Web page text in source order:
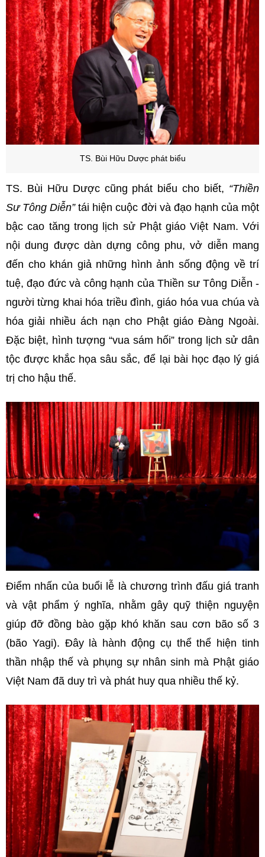
TS. Bùi Hữu Dược phát biểu
TS. Bùi Hữu Dược cũng phát biểu cho biết, “Thiền
Sư Tông Diễn”tái hiện cuộc đời và đạo hạnh của một
bậc cao tăng trong lịch sử Phật giáo Việt Nam. Với
nội dung được dàn dựng công phu, vở diễn mang
đến cho khán giả những hình ảnh sống động về trí
tuệ, đạo đức và công hạnh của Thiền sư Tông Diễn -
người từng khai hóa triều đình, giáo hóa vua chúa và
hóa giải nhiều ách nạn cho Phật giáo Đàng Ngoài.
Đặc biệt, hình tượng “vua sám hối” trong lịch sử dân
tộc được khắc họa sâu sắc, để lại bài học đạo lý giá
trị cho hậu thế.
Điểm nhấn của buổi lễ là chương trình đấu giá tranh
và vật phẩm ý nghĩa, nhằm gây quỹ thiện nguyện
giúp đỡ đồng bào gặp khó khăn sau cơn bão số 3
(bão Yagi). Đây là hành động cụ thể thể hiện tinh
thần nhập thế và phụng sự nhân sinh mà Phật giáo
Việt Nam đã duy trì và phát huy qua nhiều thế kỷ.